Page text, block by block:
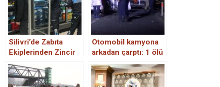
Silivri’de Zabıta
Ekiplerinden Zincir
Market ve Fırınlara
Sıkı Denetim
Otomobil kamyona
arkadan çarptı: 1 ölü